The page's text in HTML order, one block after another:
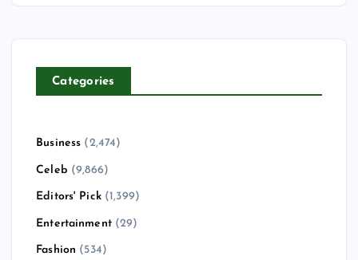
Categories
Business (2,474)
Celeb (9,866)
Editors' Pick(1,399)
Entertainment(29)
Fashion (534)